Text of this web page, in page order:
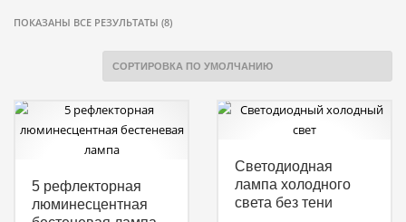
ПОКАЗАНЫ ВСЕ РЕЗУЛЬТАТЫ (8)
5 рефлекторная
люминесцентная
Светодиодная
лампа холодного
света без тени